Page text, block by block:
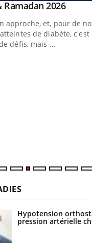
Ramadan 2026
approche, et, pour de
de diabète,
défis, mais ...
Hypotension
pression artérielle